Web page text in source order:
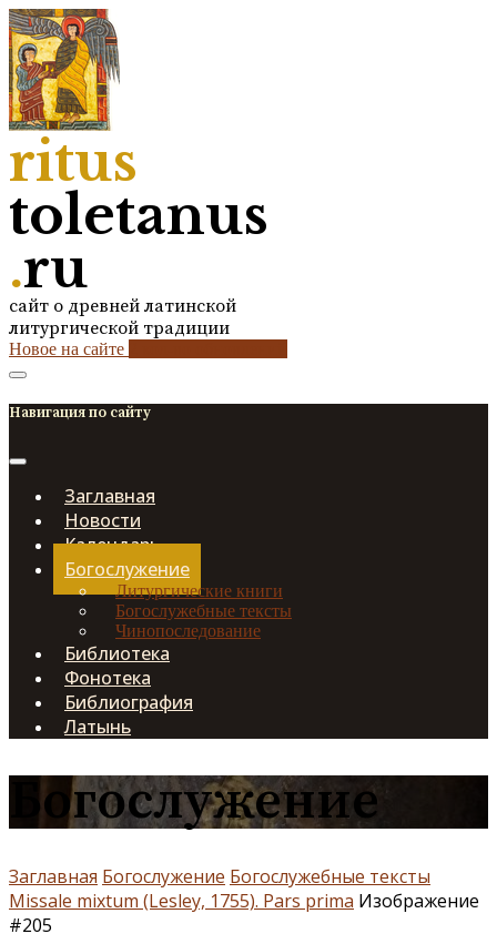
ritus
toletanus
.ru
сайт о древней латинской
литургической традиции
Новое на сайте
Навигация по сайту
Заглавная
Новости
Календарь
Богослужение
Литургические книги
Богослужебные тексты
Чинопоследование
Библиотека
Фонотека
Библиография
Латынь
Богослужение
Заглавная Богослужение Богослужебные тексты
Missale mixtum (Lesley, 1755). Pars prima Изображение
#205